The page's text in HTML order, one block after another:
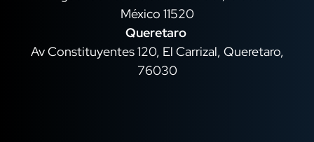
México 11520
Queretaro
Av Constituyentes 120, El Carrizal, Queretaro,
76030